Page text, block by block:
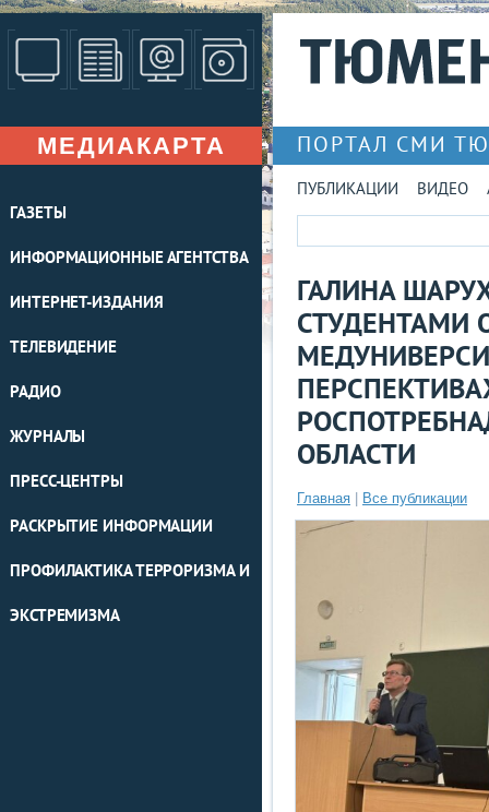
МЕДИАКАРТА
ГАЗЕТЫ
ИНФОРМАЦИОННЫЕ АГЕНТСТВА
ИНТЕРНЕТ-ИЗДАНИЯ
ТЕЛЕВИДЕНИЕ
РАДИО
ЖУРНАЛЫ
ПРЕСС-ЦЕНТРЫ
РАСКРЫТИЕ ИНФОРМАЦИИ
ПРОФИЛАКТИКА ТЕРРОРИЗМА И
ЭКСТРЕМИЗМА
ПОРТАЛ СМИ
ПУБЛИКАЦИИ ВИДЕО
ГАЛИНА
СТУДЕНТАМИ
ОБЛАСТИ
Главная Все публикации